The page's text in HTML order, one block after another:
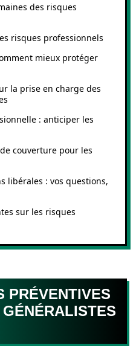
des risques
risques professionnels
mieux protéger
la prise en charge des
: anticiper les
couverture pour les
libérales : vos questions,
sur les risques
PRÉVENTIVES